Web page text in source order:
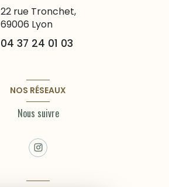
22 rue Tronchet,
69006 Lyon
04 37 24 01 03
NOS RÉSEAUX
Nous suivre